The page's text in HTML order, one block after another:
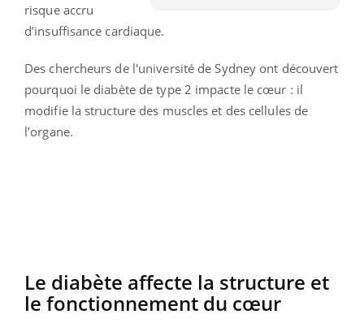
risque accru
d’insuffisance cardiaque.
Des chercheurs de l'université de Sydney ont découvert
pourquoi le diabète de type 2 impacte le cœur : il
modifie la structure des muscles et des cellules de
l’organe.
Le diabète affecte la structure et
le fonctionnement du cœur